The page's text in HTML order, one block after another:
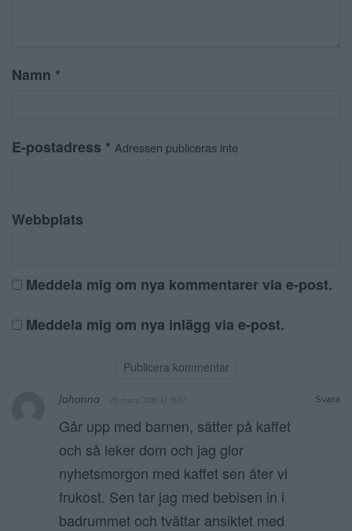
Namn *
E-postadress * Adressen publiceras inte
Webbplats
Meddela mig om nya kommentarer via e-post.
Meddela mig om nya inlägg via e-post.
Svara
Johanna 29 mars, 2018 kl. 18:57
Går upp med barnen, sätter på kaffet
och så leker dom och jag glor
nyhetsmorgon med kaffet sen äter vi
frukost. Sen tar jag med bebisen in i
badrummet och tvättar ansiktet med